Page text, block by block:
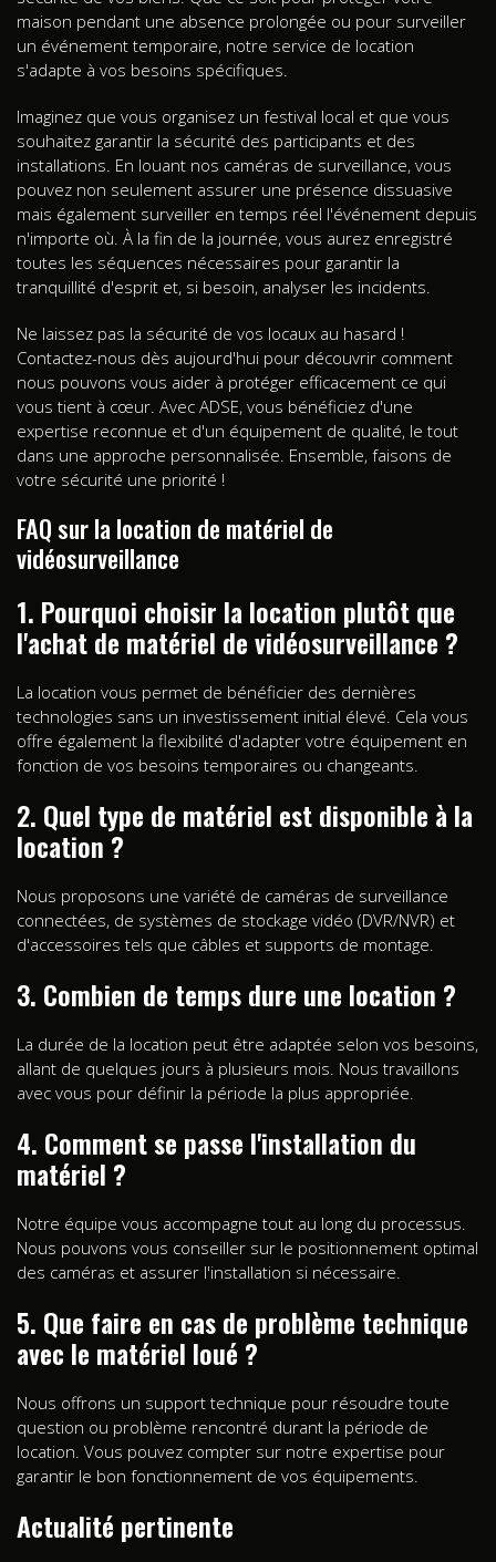
maison pendant une absence prolongée ou pour surveiller
un événement temporaire, notre service de location
s'adapte à vos besoins spécifiques.
Imaginez que vous organisez un festival local et que vous
souhaitez garantir la sécurité des participants et des
installations. En louant nos caméras de surveillance, vous
pouvez non seulement assurer une présence dissuasive
mais également surveiller en temps réel l'événement depuis
n'importe où. À la fin de la journée, vous aurez enregistré
toutes les séquences nécessaires pour garantir la
tranquillité d'esprit et, si besoin, analyser les incidents.
Ne laissez pas la sécurité de vos locaux au hasard !
Contactez-nous dès aujourd'hui pour découvrir comment
nous pouvons vous aider à protéger efficacement ce qui
vous tient à cœur. Avec ADSE, vous bénéficiez d'une
expertise reconnue et d'un équipement de qualité, le tout
dans une approche personnalisée. Ensemble, faisons de
votre sécurité une priorité !
FAQ sur la location de matériel de
vidéosurveillance
1. Pourquoi choisir la location plutôt que
l'achat de matériel de vidéosurveillance ?
La location vous permet de bénéficier des dernières
technologies sans un investissement initial élevé. Cela vous
offre également la flexibilité d'adapter votre équipement en
fonction de vos besoins temporaires ou changeants.
2. Quel type de matériel est disponible à la
location ?
Nous proposons une variété de caméras de surveillance
connectées, de systèmes de stockage vidéo (DVR/NVR) et
d'accessoires tels que câbles et supports de montage.
3. Combien de temps dure une location ?
La durée de la location peut être adaptée selon vos besoins,
allant de quelques jours à plusieurs mois. Nous travaillons
avec vous pour définir la période la plus appropriée.
4. Comment se passe l'installation du
matériel ?
Notre équipe vous accompagne tout au long du processus.
Nous pouvons vous conseiller sur le positionnement optimal
des caméras et assurer l'installation si nécessaire.
5. Que faire en cas de problème technique
avec le matériel loué ?
Nous offrons un support technique pour résoudre toute
question ou problème rencontré durant la période de
location. Vous pouvez compter sur notre expertise pour
garantir le bon fonctionnement de vos équipements.
Actualité pertinente